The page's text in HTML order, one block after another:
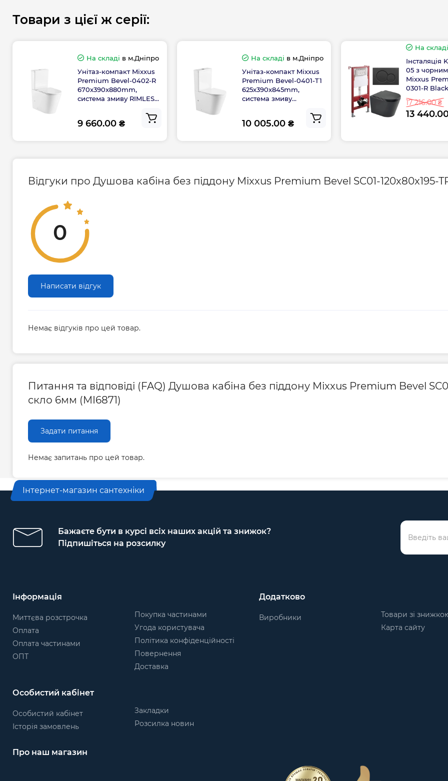
Країна
Висота, см
Довжина, см
Товари з цієї ж серії:
На складі в м.Дніпро
Унітаз-компакт Mixxus
Premium Bevel-0402-R
670x390x880mm,
система змиву RIMLESS
9 660.00 ₴
На складі в м.Дніпро
Унітаз-компакт Mixxus
Premium Bevel-0401-T1
625x390x845mm,
система змиву
10 005.00 ₴
На складі
Інсталяція
05 з чорним
Mixxus
0301-R
кнопка
17 216.00 ₴
13
Відгуки про Душова кабіна без піддону Mixxus Premium Bevel SC01-
0
Написати відгук
Немає відгуків про цей товар.
Питання та відповіді (FAQ) Душова кабіна без піддону Mixxus Premium Bevel
скло 6мм (MI6871)
Задати питання
Немає запитань про цей товар.
Інтернет-магазин сантехніки
Бажаєте бути в курсі всіх наших акцій та знижок?
Підпишіться на розсилку
Інформація
Миттєва розстрочка
Оплата
Оплата частинами
ОПТ
Покупка частинами
Угода користувача
Політика конфіденційності
Повернення
Доставка
Додатково
Виробники
Товари зі
Карта сайту
Особистий кабінет
Особистий кабінет
Історія замовлень
Закладки
Розсилка новин
Про наш магазин